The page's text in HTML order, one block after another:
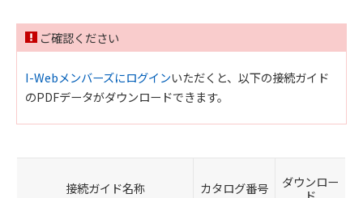
ご確認ください
I-Webメンバーズにログインいただくと、以下の接続ガイド
のPDFデータがダウンロードできます。
接続ガイド名称 カタログ番号
ダウンロー